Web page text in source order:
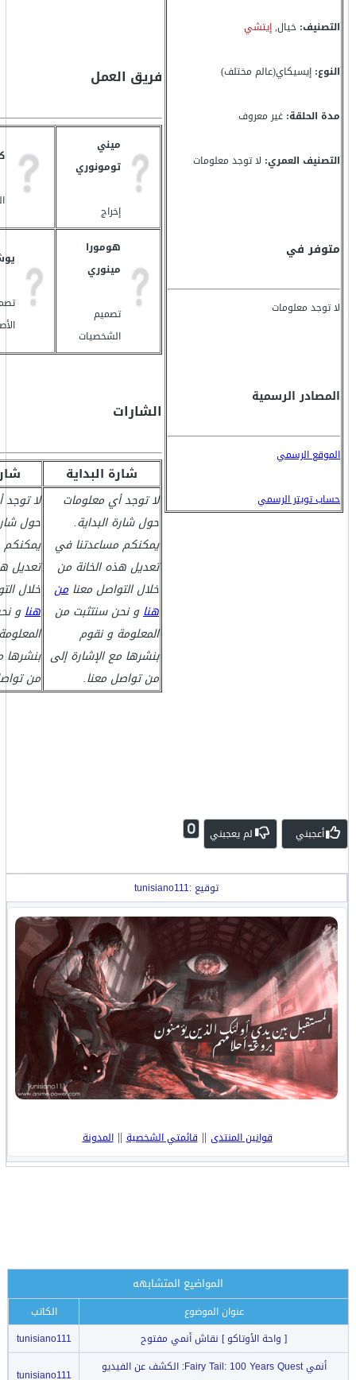
التصنيف: خيال,إيتشي
النوع: إيسيكاي(عالم مختلف)
مدة الحلقة: غير معروف
التصنيف العمري: لا توجد معلومات
متوفر في
لا توجد معلومات
المصادر الرسمية
الموقع الرسمي
حساب تويتر الرسمي
فريق العمل
ميني
تومونوري
إخراج
هومورا
مينوري
تصميم
الشخصيات
الشارات
شارة البداية
لا توجد أي معلومات
حول شارة البداية.
يمكنكم مساعدتنا في
تعديل هذه الخانة من
خلال التواصل معنامن
هناو نحن سنتثبت من
المعلومة و نقوم
بنشرها مع الإشارة إلى
من تواصل معنا.
لا
حول
تعديل
خلال
هناو
بنشرها
من
أعجبني لم يعجبني 0
توقيع :tunisiano111
قوانين المنتدى ||قائمتي الشخصية||المدونة
المواضيع المتشابهه
عنوان الموضوع
الكاتب
[ واحة الأوتاكو ] نقاش أنمي مفتوح
tunisiano111
أنمي Fairy Tail: 100 Years Quest: الكشف عن الفيديو
tunisiano111